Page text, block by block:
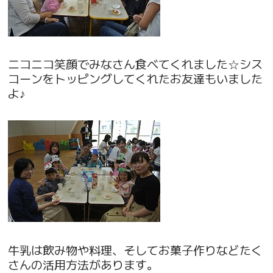
ニコニコ笑顔でみなさん食べてくれました☆シス
コーンをトッピングしてくれたお友達もいました
よ♪
牛乳は飲み物や料理、そしてお菓子作りなどたく
さんの活用方法があります。